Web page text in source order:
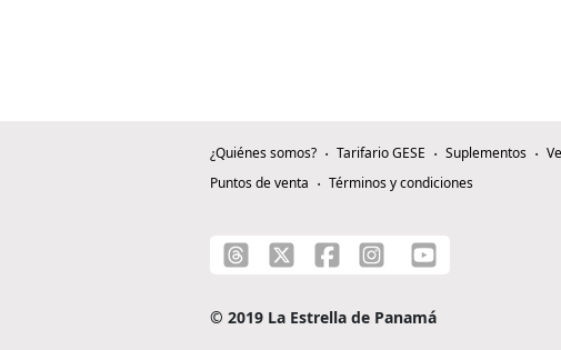
¿Quiénes somos? Tarifario GESE Suplementos
Puntos de venta
Términos y condiciones
© 2019 La Estrella de Panamá